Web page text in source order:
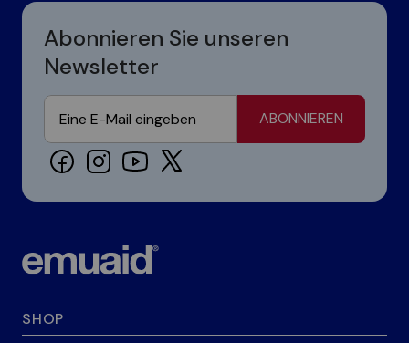
Abonnieren Sie unseren
Newsletter
ABONNIEREN
SHOP